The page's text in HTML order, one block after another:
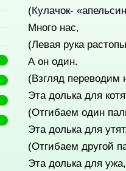
(Кулачок-
Много нас,
(Левая рука
А он один.
(Взгляд переводим
Эта долька для
(Отгибаем один
Эта долька для
(Отгибаем другой
Эта долька для ужа,